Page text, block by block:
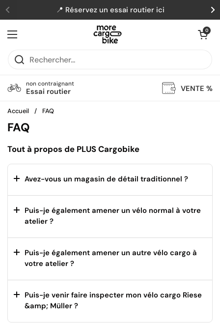
Passer au contenu
Précédent
📍 Réservez un essai routier ici
Ouvrir le menu
Ouvrir le
0
non contraignant
Essai routier VENTE %
Accueil / FAQ
FAQ
Tout à propos de PLUS Cargobike
Avez-vous un magasin de détail traditionnel ?
Puis-je également amener un vélo normal à votre
atelier ?
Puis-je également amener un autre vélo cargo à
votre atelier ?
Puis-je venir faire inspecter mon vélo cargo Riese
&amp; Müller ?